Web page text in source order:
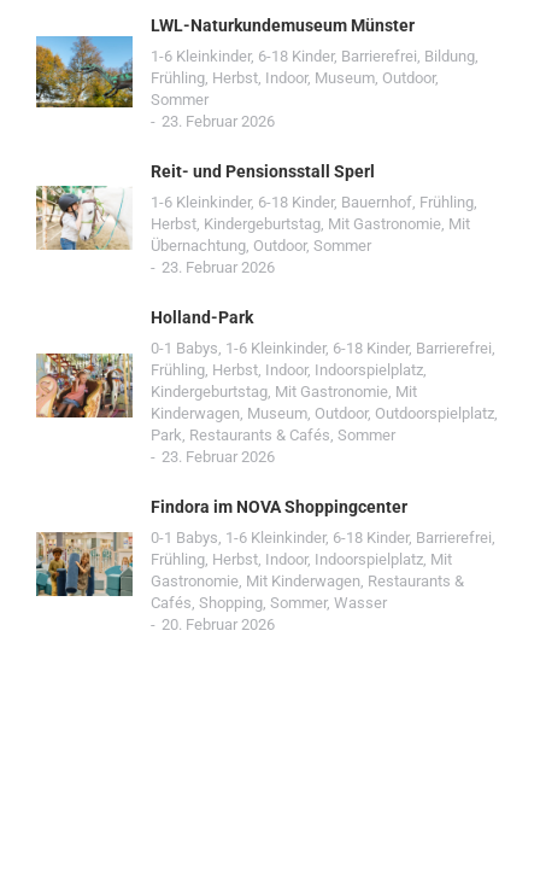
LWL-Naturkundemuseum Münster
1-6 Kleinkinder, 6-18 Kinder, Barrierefrei, Bildung,
Frühling, Herbst, Indoor, Museum, Outdoor,
Sommer
23. Februar 2026
Reit- und Pensionsstall Sperl
1-6 Kleinkinder, 6-18 Kinder, Bauernhof, Frühling,
Herbst, Kindergeburtstag, Mit Gastronomie, Mit
Übernachtung, Outdoor, Sommer
23. Februar 2026
Holland-Park
0-1 Babys, 1-6 Kleinkinder, 6-18 Kinder, Barrierefrei,
Frühling, Herbst, Indoor, Indoorspielplatz,
Kindergeburtstag, Mit Gastronomie, Mit
Kinderwagen, Museum, Outdoor, Outdoorspielplatz,
Park, Restaurants & Cafés, Sommer
23. Februar 2026
Findora im NOVA Shoppingcenter
0-1 Babys, 1-6 Kleinkinder, 6-18 Kinder, Barrierefrei,
Frühling, Herbst, Indoor, Indoorspielplatz, Mit
Gastronomie, Mit Kinderwagen, Restaurants &
Cafés, Shopping, Sommer, Wasser
20. Februar 2026